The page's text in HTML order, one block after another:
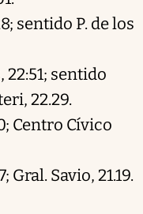
sentido P. de los
sentido
22.29.
Centro Cívico
Gral. Savio, 21.19.